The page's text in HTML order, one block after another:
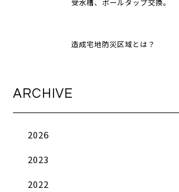
受水槽、ボールタップ交換。
造成宅地防災区域とは？
ARCHIVE
2026
2023
2022